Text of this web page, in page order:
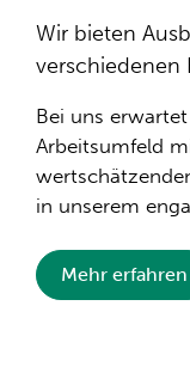
Wir bieten
verschiedenen
Bei uns
Arbeitsumfeld
in unserem
Mehr erfahren